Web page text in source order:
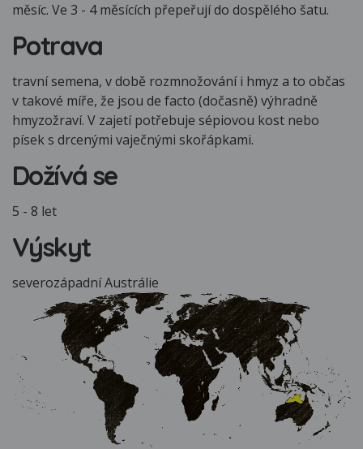
měsíc. Ve 3 - 4 měsících přepeřují do dospělého šatu.
Potrava
travní semena, v době rozmnožování i hmyz a to občas
v takové míře, že jsou de facto (dočasně) výhradně
hmyzožraví. V zajetí potřebuje sépiovou kost nebo
písek s drcenými vaječnými skořápkami.
Dožívá se
5 - 8 let
Výskyt
severozápadní Austrálie